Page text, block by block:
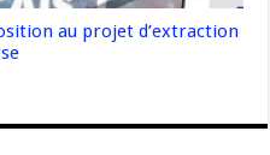
au projet d’extraction